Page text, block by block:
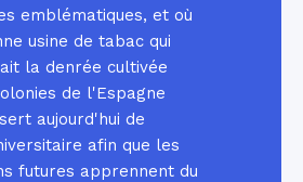
emblématiques, et où
usine de tabac qui
la denrée cultivée
de l'Espagne
aujourd'hui de
afin que les
futures apprennent du